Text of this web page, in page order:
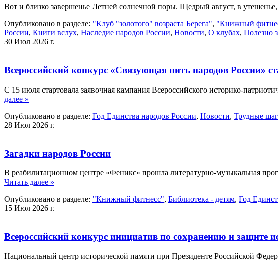
Вот и близко завершенье Летней солнечной поры. Щедрый август, в
Опубликовано в разделе: "Клуб "золотого" возраста Берега", "Книжный
России, Книги вслух, Наследие народов России, Новости, О клубах, Полезно
30 Июл 2026 г.
Всероссийский конкурс «Связующая нить народов России»
С 15 июля стартовала заявочная кампания Всероссийского историко-
далее »
Опубликовано в разделе: Год Единства народов России, Новости, Трудные
28 Июл 2026 г.
Загадки народов России
В реабилитационном центре «Феникс» прошла литературно-музыкальная
Читать далее »
Опубликовано в разделе: "Книжный фитнесс", Библиотека - детям, Год
15 Июл 2026 г.
Всероссийский конкурс инициатив по сохранению и защите
Национальный центр исторической памяти при Президенте Российской